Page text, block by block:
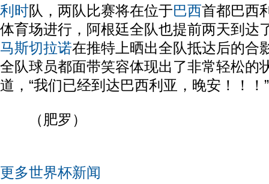
利时队，两队比赛将在位于巴西首都巴西
体育场进行，阿根廷全队也提前两天到达
马斯切拉诺在推特上晒出全队抵达后的合
全队球员都面带笑容体现出了非常轻松的
道，“我们已经到达巴西利亚，晚安！！！”
（肥罗）
更多世界杯新闻